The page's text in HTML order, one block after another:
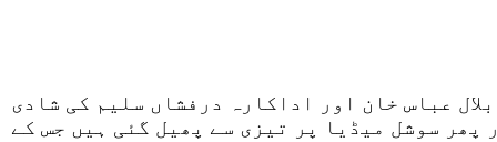
عباس خان اور اداکارہ درفشاں سلیم کی شادی
پھر سوشل میڈیا پر تیزی سے پھیل گئی ہیں جس کے